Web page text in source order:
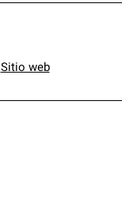
Sitio web